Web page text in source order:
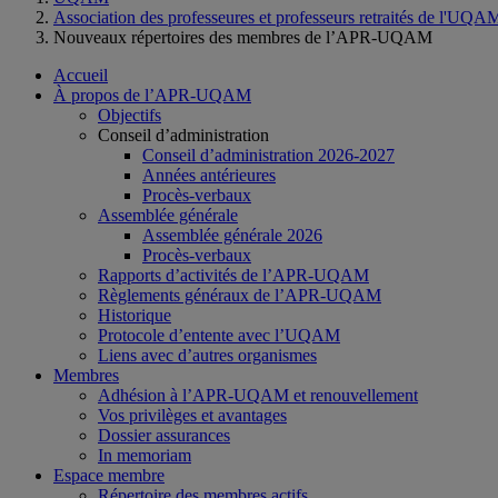
Association des professeures et professeurs retraités de
Nouveaux répertoires des membres de l’APR-UQAM
Accueil
À propos de l’APR-UQAM
Objectifs
Conseil d’administration
Conseil d’administration 2026-2027
Années antérieures
Procès-verbaux
Assemblée générale
Assemblée générale 2026
Procès-verbaux
Rapports d’activités de l’APR-UQAM
Règlements généraux de l’APR-UQAM
Historique
Protocole d’entente avec l’UQAM
Liens avec d’autres organismes
Membres
Adhésion à l’APR-UQAM et renouvellement
Vos privilèges et avantages
Dossier assurances
In memoriam
Espace membre